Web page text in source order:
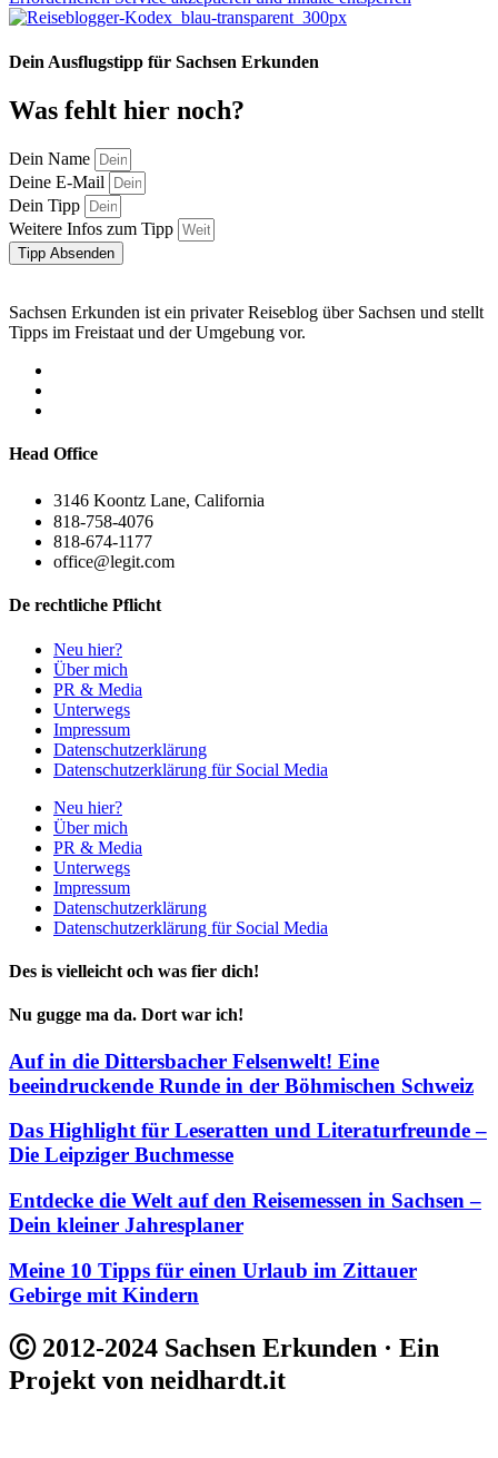
Dein Ausflugstipp für Sachsen Erkunden
Was fehlt hier noch?
Dein Name
Deine E-Mail
Dein Tipp
Weitere Infos zum Tipp
Tipp Absenden
Sachsen Erkunden ist ein privater Reiseblog über Sachsen und stellt
Tipps im Freistaat und der Umgebung vor.
Head Office
3146 Koontz Lane, California
818-758-4076
818-674-1177
office@legit.com
De rechtliche Pflicht
Neu hier?
Über mich
PR & Media
Unterwegs
Impressum
Datenschutzerklärung
Datenschutzerklärung für Social Media
Neu hier?
Über mich
PR & Media
Unterwegs
Impressum
Datenschutzerklärung
Datenschutzerklärung für Social Media
Des is vielleicht och was fier dich!
Nu gugge ma da. Dort war ich!
Auf in die Dittersbacher Felsenwelt! Eine
beeindruckende Runde in der Böhmischen Schweiz
Das Highlight für Leseratten und Literaturfreunde –
Die Leipziger Buchmesse
Entdecke die Welt auf den Reisemessen in Sachsen –
Dein kleiner Jahresplaner
Meine 10 Tipps für einen Urlaub im Zittauer
Gebirge mit Kindern
Ⓒ 2012-2024 Sachsen Erkunden · Ein
Projekt von neidhardt.it